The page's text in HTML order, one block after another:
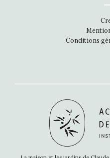
Conditions